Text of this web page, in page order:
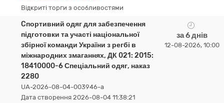
Відкриті торги з особливостями
Cпортивний одяг для забезпечення
підготовки та участі національної
збірної команди України з регбі в
міжнародних змаганнях, ДК 021: 2015:
18410000-6 Спеціальний одяг, наказ
2280
UA-2026-08-04-003946-a
Дата створення 2026-08-04 11:38:21
за 6 днів
12-08-2026, 10:00